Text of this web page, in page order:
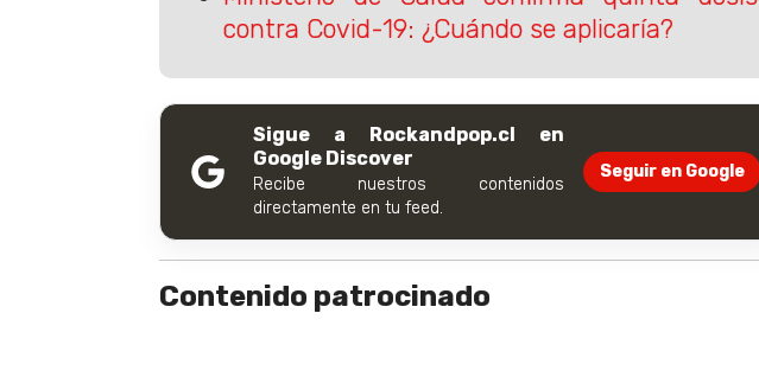
contra Covid-19: ¿Cuándo se aplicaría?
Sigue a Rockandpop.cl en
Google Discover
Recibe nuestros contenidos
directamente en tu feed.
Seguir en Google
Contenido patrocinado